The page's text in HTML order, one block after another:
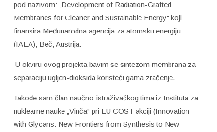
pod nazivom: „Development of Radiation-Grafted
Membranes for Cleaner and Sustainable Energy“ koji
finansira Međunarodna agencija za atomsku energiju
(IAEA), Beč, Austrija.
U okviru ovog projekta bavim se sintezom membrana za
separaciju ugljen-dioksida koristeći gama zračenje.
Takođe sam član naučno-istraživačkog tima iz Instituta za
nuklearne nauke „Vinča“ pri EU COST akciji (Innovation
with Glycans: New Frontiers from Synthesis to New